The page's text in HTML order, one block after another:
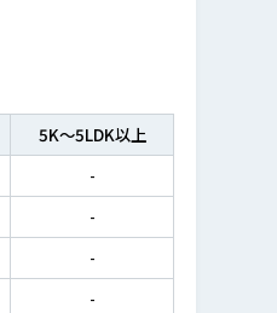
5K～5LDK以上
-
-
-
-